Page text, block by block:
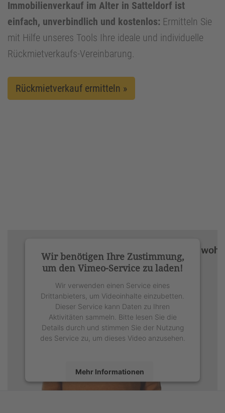
Immobilienverkauf im Alter in Satteldorf ist
einfach, unverbindlich und kostenlos: Ermitteln Sie
mit Hilfe unseres Tools Ihre ideale und individuelle
Rückmietverkaufs-Vereinbarung.
Rückmietverkauf ermitteln »
Wir benötigen Ihre Zustimmung,
um den Vimeo-Service zu laden!
Wir verwenden einen Service eines
Drittanbieters, um Videoinhalte einzubetten.
Dieser Service kann Daten zu Ihren
Aktivitäten sammeln. Bitte lesen Sie die
Details durch und stimmen Sie der Nutzung
des Service zu, um dieses Video anzusehen.
Mehr Informationen